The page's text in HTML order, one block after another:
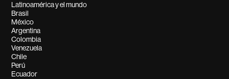
Latinoamérica y el mundo
Brasil
México
Argentina
Colombia
Venezuela
Chile
Perú
Ecuador